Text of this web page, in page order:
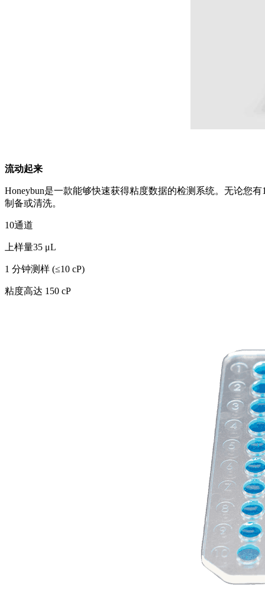
流动起来
Honeybun是一款能够快速获得粘度数据的检测系统。无论您
制备或清洗。
10通道
上样量35 μL
1 分钟测样 (≤10 cP)
粘度高达 150 cP